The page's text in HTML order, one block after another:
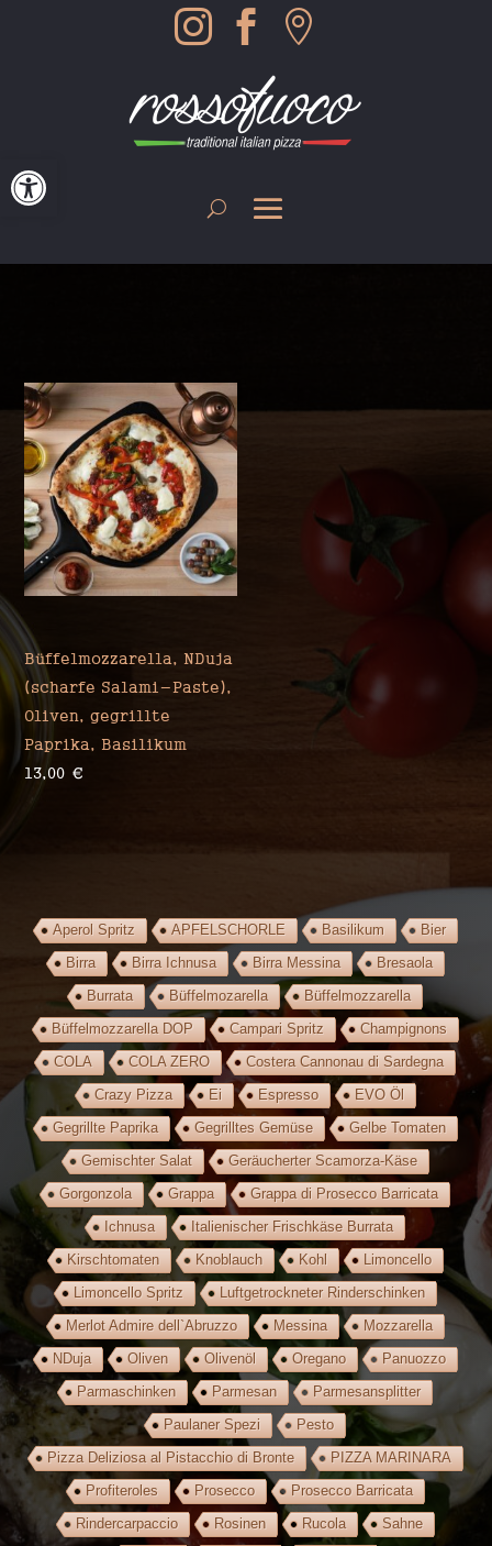
Werkzeugleiste öffnen
  
Spilinghina
Büffelmozzarella, NDuja
(scharfe Salami-Paste),
Oliven, gegrillte
Paprika, Basilikum
13,00€
Aperol Spritz APFELSCHORLE Basilikum
Bier
Birra
Birra Ichnusa Birra Messina
Bresaola
Burrata
Büffelmozarella
Büffelmozzarella
Büffelmozzarella DOP
Campari Spritz
Champignons
COLA
COLA ZERO
Costera Cannonau di Sardegna
Crazy Pizza
Ei Espresso
EVO Öl
Gegrillte Paprika
Gegrilltes Gemüse
Gelbe Tomaten
Gemischter Salat
Geräucherter Scamorza-Käse
Gorgonzola
Grappa
Grappa di Prosecco Barricata
Ichnusa
Italienischer Frischkäse Burrata
Kirschtomaten
Knoblauch Kohl
Limoncello
Limoncello Spritz
Luftgetrockneter Rinderschinken
Merlot Admire dell`Abruzzo
Messina
Mozzarella
NDuja
Oliven Olivenöl Oregano
Panuozzo
Parmaschinken
Parmesan
Parmesansplitter
Paulaner Spezi
Pesto
Pizza Deliziosa al Pistacchio di Bronte
PIZZA MARINARA
Profiteroles
Prosecco
Prosecco Barricata
Rindercarpaccio
Rosinen Rucola
Sahne